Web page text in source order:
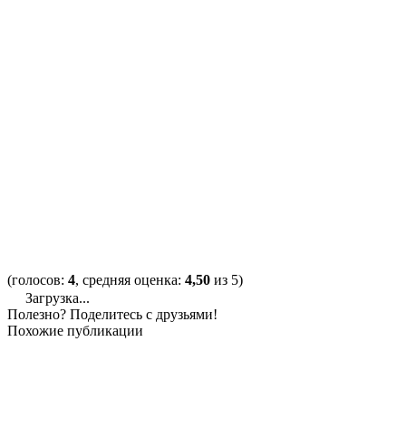
(голосов: 4, средняя оценка: 4,50 из 5)
Загрузка...
Полезно? Поделитесь с друзьями!
Похожие публикации